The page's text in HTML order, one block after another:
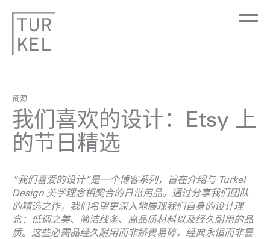
资源
我们喜欢的设计：Etsy 上
的节日精选
“我们喜爱的设计”是一个博客系列，旨在介绍与 Turkel
Design 美学理念相契合的日常用品。通过分享我们团队
的精选之作，我们希望更深入地展现我们自身的设计理
念：低调之美、简洁线条、高品质材料以及经久耐用的品
质。这些必需品经久耐用而非娇贵易碎，经典永恒而非昙